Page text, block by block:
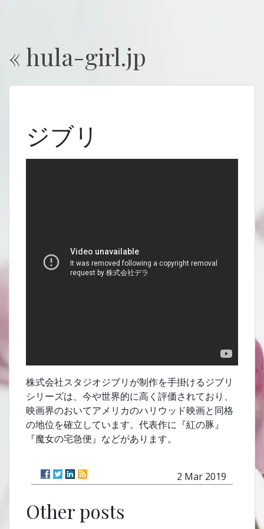
« hula-girl.jp
ジブリ
株式会社スタジオジブリが制作を手掛けるジブリ
シリーズは、今や世界的に高く評価されており、
映画界のおいてアメリカのハリウッド映画と同格
の地位を確立しています。代表作に『紅の豚』
『魔女の宅急便』などがあります。
2 Mar 2019
Other posts